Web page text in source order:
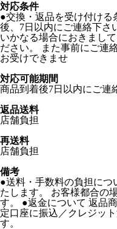
対応条件
●交換・返品を受け付ける
後、7日以内にご連絡下さ
いかなる場合におきまし
ださい。 また事前にご連
お受けできませ
対応可能期間
商品到着後7日以内にご連
返品送料
店舗負担
再送料
店舗負担
備考
●送料・手数料の負担につ
たします。 お客様都合の
す。 ●返金について 返品
定口座に振込／クレジッ
す。